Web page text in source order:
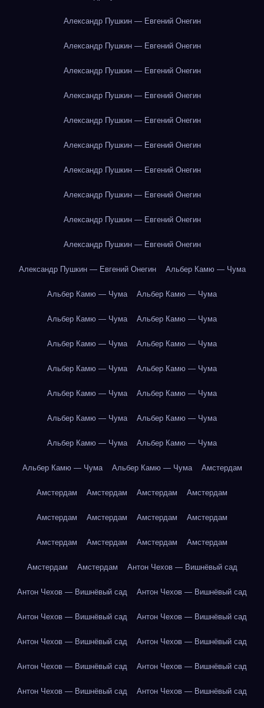
Александр Пушкин — Евгений Онегин
Александр Пушкин — Евгений Онегин
Александр Пушкин — Евгений Онегин
Александр Пушкин — Евгений Онегин
Александр Пушкин — Евгений Онегин
Александр Пушкин — Евгений Онегин
Александр Пушкин — Евгений Онегин
Александр Пушкин — Евгений Онегин
Александр Пушкин — Евгений Онегин
Александр Пушкин — Евгений Онегин
Александр Пушкин — Евгений Онегин Альбер Камю — Чума
Альбер Камю — Чума Альбер Камю — Чума
Альбер Камю — Чума Альбер Камю — Чума
Альбер Камю — Чума Альбер Камю — Чума
Альбер Камю — Чума Альбер Камю — Чума
Альбер Камю — Чума Альбер Камю — Чума
Альбер Камю — Чума Альбер Камю — Чума
Альбер Камю — Чума Альбер Камю — Чума
Альбер Камю — Чума Альбер Камю — Чума Амстердам
Амстердам Амстердам Амстердам Амстердам
Амстердам Амстердам Амстердам Амстердам
Амстердам Амстердам Амстердам Амстердам
Амстердам Амстердам Антон Чехов — Вишнёвый сад
Антон Чехов — Вишнёвый сад Антон Чехов — Вишнёвый сад
Антон Чехов — Вишнёвый сад Антон Чехов — Вишнёвый сад
Антон Чехов — Вишнёвый сад Антон Чехов — Вишнёвый сад
Антон Чехов — Вишнёвый сад Антон Чехов — Вишнёвый сад
Антон Чехов — Вишнёвый сад Антон Чехов — Вишнёвый сад